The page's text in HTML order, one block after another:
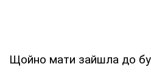
Щойно мати зайшла до